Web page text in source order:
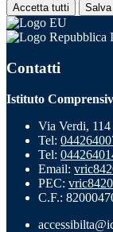
Accetta tutti
Contatti
Istituto
Via Verdi,
Tel:
Tel:
Email:
PEC:
C.F.: